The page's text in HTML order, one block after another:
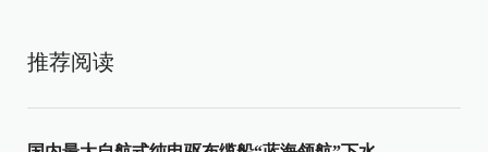
推荐阅读